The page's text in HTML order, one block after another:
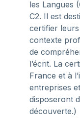
les Langues
C2. Il est
certifier
contexte
de
l’écrit. La
France et à
entreprises
disposeront
découverte.)